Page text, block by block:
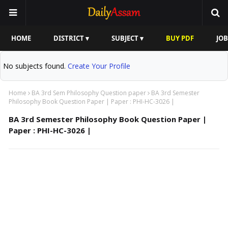
HOME DISTRICT ▾ SUBJECT ▾ BUY PDF
No subjects found. Create Your Profile
Home BA 3rd Sem Philosophy Question paper
BA 3rd Semester
Philosophy Book Question Paper | Paper : PHI-HC-3026 |
BA 3rd Semester Philosophy Book Question Paper |
Paper : PHI-HC-3026 |